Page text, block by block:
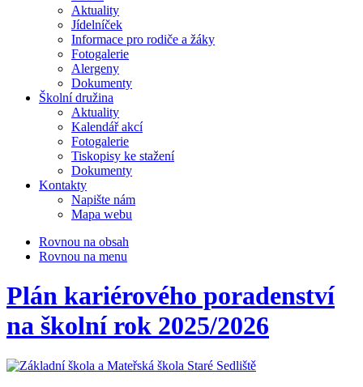
Aktuality
Jídelníček
Informace pro rodiče a žáky
Fotogalerie
Alergeny
Dokumenty
Školní družina
Aktuality
Kalendář akcí
Fotogalerie
Tiskopisy ke stažení
Dokumenty
Kontakty
Napište nám
Mapa webu
Rovnou na obsah
Rovnou na menu
Plán kariérového poradenství
na školní rok 2025/2026